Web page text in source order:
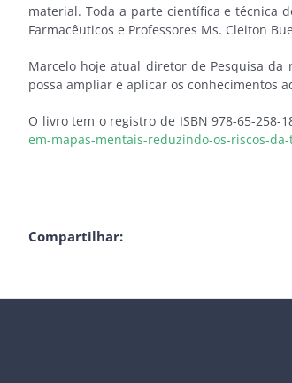
material. Toda a parte científica e técnica
Farmacêuticos e Professores Ms. Cleiton
Marcelo hoje atual diretor de Pesquisa da
possa ampliar e aplicar os conhecimentos
O livro tem o registro de ISBN 978-65-
em-mapas-mentais-reduzindo-os-riscos-
Compartilhar: